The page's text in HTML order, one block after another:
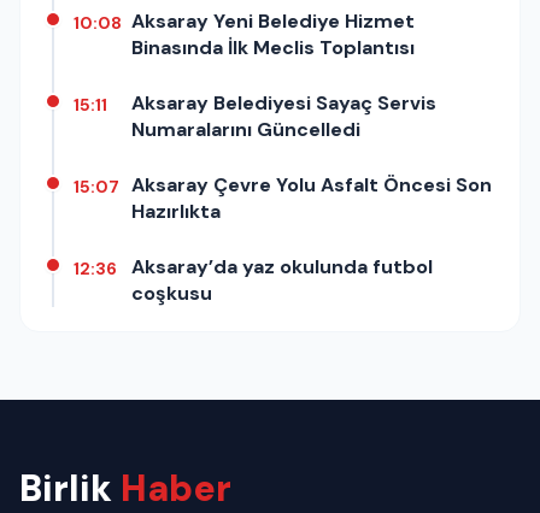
10:08 Aksaray Yeni Belediye Hizmet
Binasında İlk Meclis Toplantısı
15:11
Aksaray Belediyesi Sayaç Servis
Numaralarını Güncelledi
15:07
Aksaray Çevre Yolu Asfalt Öncesi Son
Hazırlıkta
12:36
Aksaray’da yaz okulunda futbol
coşkusu
Birlik Haber